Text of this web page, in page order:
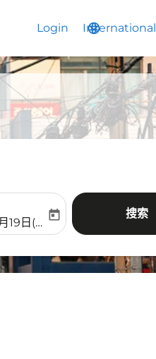
Login language
International
keyboard_arrow_down
return-date-aria-label
19日(周三)
today 搜索